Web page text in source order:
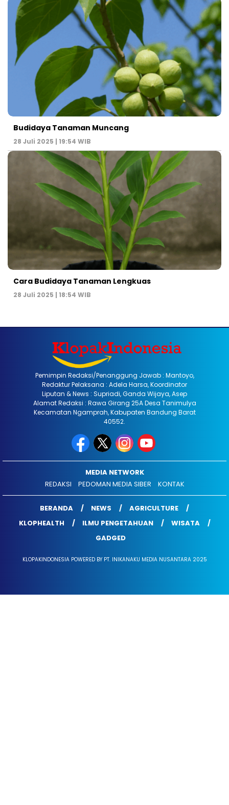
Budidaya Tanaman Muncang
28 Juli 2025 | 19:54 WIB
Cara Budidaya Tanaman Lengkuas
28 Juli 2025 | 18:54 WIB
Pemimpin Redaksi/Penanggung Jawab : Mantoyo,
Redaktur Pelaksana : Adela Harsa, Koordinator
Liputan & News : Supriadi, Ganda Wijaya, Asep
Alamat Redaksi : Rawa Girang 25A Desa Tanimulya
Kecamatan Ngamprah, Kabupaten Bandung Barat
40552.
MEDIA NETWORK
REDAKSI
PEDOMAN MEDIA SIBER KONTAK
BERANDA NEWS
AGRICULTURE
KLOPHEALTH
ILMU PENGETAHUAN
WISATA
GADGED
KLOPAKINDONESIA POWERED BY PT. INIKANAKU MEDIA NUSANTARA 2025